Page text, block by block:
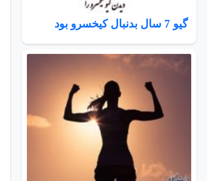
گیو 7 سال بدنبال کیخسرو بود